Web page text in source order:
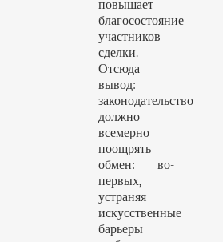
повышает
благосостояние
участников
сделки.
Отсюда
вывод:
законодательство
должно
всемерно
поощрять
обмен: во-
первых,
устраняя
искусственные
барьеры